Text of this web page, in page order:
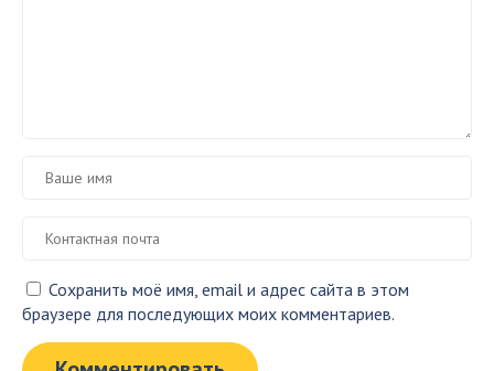
Сохранить моё имя, email и адрес сайта в этом
браузере для последующих моих комментариев.